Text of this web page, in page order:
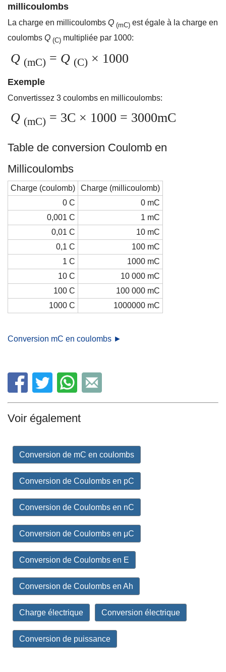
millicoulombs
La charge en millicoulombs Q (mC) est égale à la charge en
coulombs Q (C) multipliée par 1000:
Q (mC) = Q (C) × 1000
Exemple
Convertissez 3 coulombs en millicoulombs:
Q (mC) = 3C × 1000 = 3000mC
Table de conversion Coulomb en
Millicoulombs
Charge (coulomb)
Charge (millicoulomb)
0 C
0 mC
0,001 C
1 mC
0,01 C
10 mC
0,1 C
100 mC
1 C
1000 mC
10 C
10 000 mC
100 C
100 000 mC
1000 C
1000000 mC
Conversion mC en coulombs ►
Voir également
Conversion de mC en coulombs
Conversion de Coulombs en pC
Conversion de Coulombs en nC
Conversion de Coulombs en μC
Conversion de Coulombs en E
Conversion de Coulombs en Ah
Charge électrique Conversion électrique
Conversion de puissance